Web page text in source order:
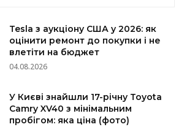
Tesla з аукціону США у 2026: як
оцінити ремонт до покупки і не
влетіти на бюджет
04.08.2026
У Києві знайшли 17-річну Toyota
Camry XV40 з мінімальним
пробігом: яка ціна (фото)